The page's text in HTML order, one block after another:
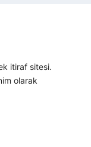
itiraf sitesi.
olarak